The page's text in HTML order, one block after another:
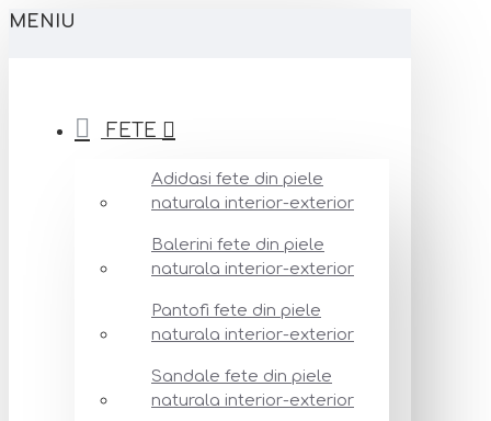
MENIU
FETE
Adidasi fete din piele
naturala interior-exterior
Balerini fete din piele
naturala interior-exterior
Pantofi fete din piele
naturala interior-exterior
Sandale fete din piele
naturala interior-exterior